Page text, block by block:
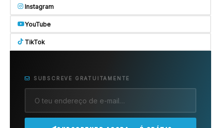
Instagram
YouTube
TikTok
SUBSCREVE GRATUITAMENTE